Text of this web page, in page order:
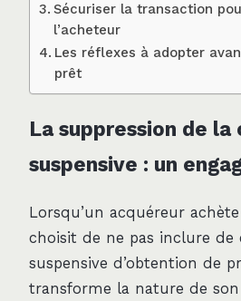
Sécuriser la transaction
l’acheteur
Les réflexes à adopter
prêt
La suppression de
suspensive : un
Lorsqu’un acquéreur
choisit de ne pas inclure de
suspensive d’obtention de
transforme la nature de